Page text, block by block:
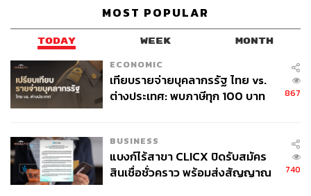
MOST POPULAR
TODAY WEEK MONTH
ECONOMIC
เทียบรายจ่ายบุคลากรรัฐ ไทย vs.
ต่างประเทศ: พบภาษีทุก 100 บาท
867
BUSINESS
แบงก์ไร้สาขา CLICX ปิดรับสมัคร
สินเชื่อชั่วคราว พร้อมส่งสัญญาณ
740